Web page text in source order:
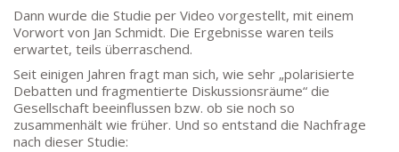
Dann wurde die Studie per Video vorgestellt, mit einem
Vorwort von Jan Schmidt. Die Ergebnisse waren teils
erwartet, teils überraschend.
Seit einigen Jahren fragt man sich, wie sehr „polarisierte
Debatten und fragmentierte Diskussionsräume“ die
Gesellschaft beeinflussen bzw. ob sie noch so
zusammenhält wie früher. Und so entstand die Nachfrage
nach dieser Studie: